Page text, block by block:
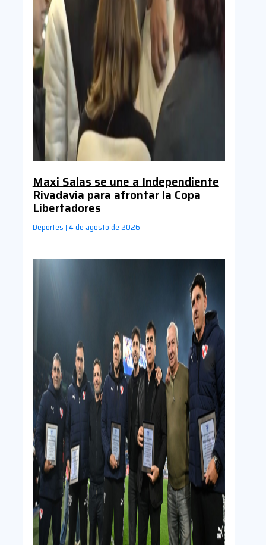
Maxi Salas se une a Independiente
Rivadavia para afrontar la Copa
Libertadores
Deportes | 4 de agosto de 2026